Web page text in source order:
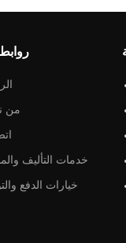
من
خدمات التأليف
خيارات الدفع